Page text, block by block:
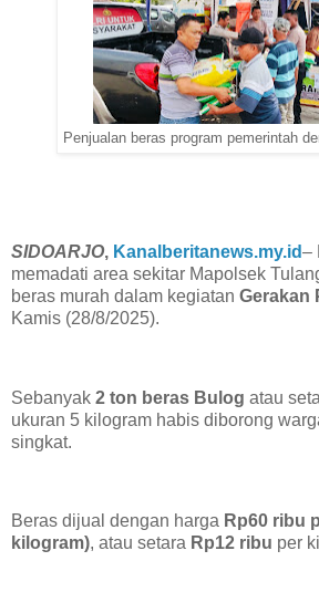
Penjualan beras program pemerintah
SIDOARJO, Kanalberitanews.my.id–
memadati area sekitar Mapolsek
beras murah dalam kegiatan Gerakan
Kamis (28/8/2025).
Sebanyak 2 ton beras Bulog atau
ukuran 5 kilogram habis diborong
singkat.
Beras dijual dengan harga Rp60 ribu
kilogram), atau setara Rp12 ribu per